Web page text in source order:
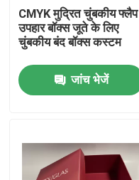
हमारे बारे में
कारखाने का दौरा
गुणवत्ता नियंत्रण
हमसे संपर्क करें
CMYK मुद्रित चुंबकीय फ्लैप
उपहार बॉक्स जूते के लिए
चुंबकीय बंद बॉक्स कस्टम
जांच भेजें